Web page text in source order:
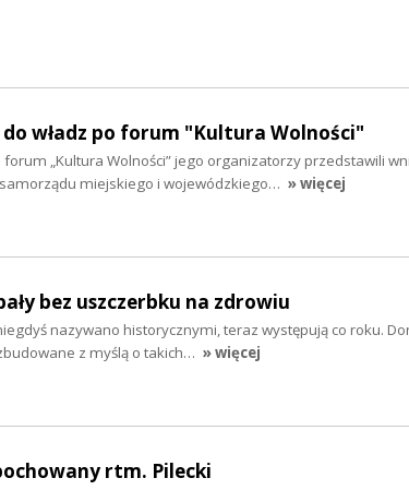
władz po forum "Kultura Wolności"
forum „Kultura Wolności” jego organizatorzy przedstawili
miejskiego i wojewódzkiego… » więcej
bez uszczerbku na zdrowiu
nazywano historycznymi, teraz występują co roku.
z myślą o takich… » więcej
rtm. Pilecki